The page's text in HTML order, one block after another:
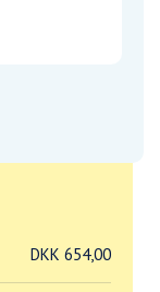
DKK 654,00